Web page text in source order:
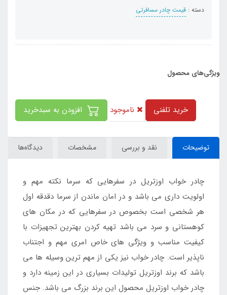
دسته : قیمت چادر مسافرتی
ویژگی‌های محصول
خرید تلفنی ناموجود
توضیحات نقد و بررسی مشخصات دیدگاه‌ها
چادر خواب اوزتریل در سفرهایی که سرما نکته مهم و
اولویت داری می باشد و در امان ماندن از سرما دقدقه اول
هر شخصی است بخصوص در سفرهایی که در مکان های
کوهستانی و سرد می باشد تهیه کردن بهترین تجهیزات با
کیفیت مناسب و ویژگی های خاص امری مهم و اجتناب
ناپذیر است. چادر خواب نیز یکی از مهم ترین وسیله ها می
باشد که برند اوزتریل تولیدات بسیاری در این زمینه دارد و
چادر خواب اوزتریل محصول این برند بزرگ می باشد. جنس